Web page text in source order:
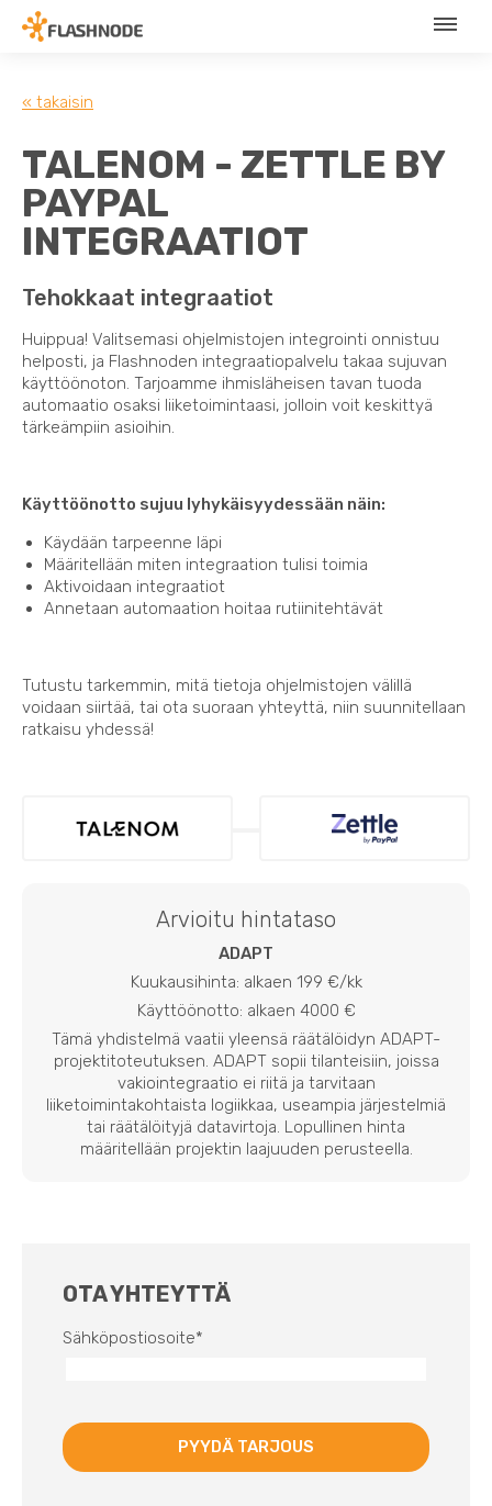
« takaisin
TALENOM - ZETTLE BY
PAYPAL
INTEGRAATIOT
Tehokkaat integraatiot
Huippua! Valitsemasi ohjelmistojen integrointi onnistuu
helposti, ja Flashnoden integraatiopalvelu takaa sujuvan
käyttöönoton. Tarjoamme ihmisläheisen tavan tuoda
automaatio osaksi liiketoimintaasi, jolloin voit keskittyä
tärkeämpiin asioihin.
Käyttöönotto sujuu lyhykäisyydessään näin:
Käydään tarpeenne läpi
Määritellään miten integraation tulisi toimia
Aktivoidaan integraatiot
Annetaan automaation hoitaa rutiinitehtävät
Tutustu tarkemmin, mitä tietoja ohjelmistojen välillä
voidaan siirtää, tai ota suoraan yhteyttä, niin suunnitellaan
ratkaisu yhdessä!
Arvioitu hintataso
ADAPT
Kuukausihinta: alkaen 199 €/kk
Käyttöönotto: alkaen 4000 €
Tämä yhdistelmä vaatii yleensä räätälöidyn ADAPT-
projektitoteutuksen. ADAPT sopii tilanteisiin, joissa
vakiointegraatio ei riitä ja tarvitaan
liiketoimintakohtaista logiikkaa, useampia järjestelmiä
tai räätälöityjä datavirtoja. Lopullinen hinta
määritellään projektin laajuuden perusteella.
OTA YHTEYTTÄ
Sähköpostiosoite*